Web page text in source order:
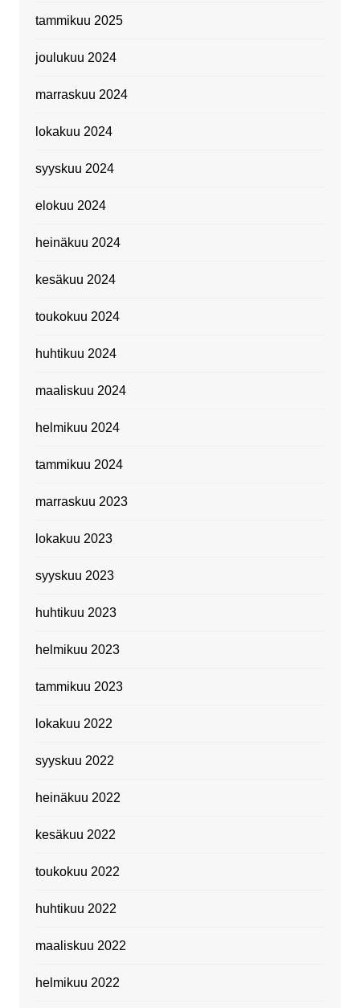
tammikuu 2025
joulukuu 2024
marraskuu 2024
lokakuu 2024
syyskuu 2024
elokuu 2024
heinäkuu 2024
kesäkuu 2024
toukokuu 2024
huhtikuu 2024
maaliskuu 2024
helmikuu 2024
tammikuu 2024
marraskuu 2023
lokakuu 2023
syyskuu 2023
huhtikuu 2023
helmikuu 2023
tammikuu 2023
lokakuu 2022
syyskuu 2022
heinäkuu 2022
kesäkuu 2022
toukokuu 2022
huhtikuu 2022
maaliskuu 2022
helmikuu 2022